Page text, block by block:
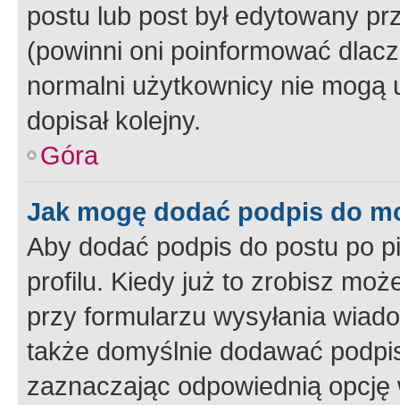
postu lub post był edytowany
(powinni oni poinformować
normalni użytkownicy nie
dopisał kolejny.
Góra
Jak mogę dodać podpis do
Aby dodać podpis do postu po
profilu. Kiedy już to zrobisz
przy formularzu wysyłania
także domyślnie dodawać
zaznaczając odpowiednią